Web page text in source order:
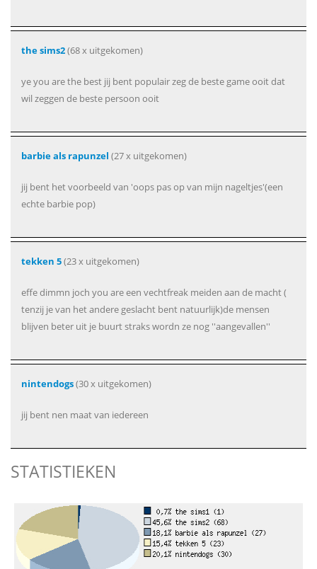
the sims2(68 x uitgekomen)
ye you are the best jij bent populair zeg de beste game ooit dat
wil zeggen de beste persoon ooit
barbie als rapunzel (27 x uitgekomen)
jij bent het voorbeeld van 'oops pas op van mijn nageltjes'(een
echte barbie pop)
tekken 5(23 x uitgekomen)
effe dimmn joch you are een vechtfreak meiden aan de macht (
tenzij je van het andere geslacht bent natuurlijk)de mensen
blijven beter uit je buurt straks wordn ze nog ''aangevallen''
nintendogs(30 x uitgekomen)
jij bent nen maat van iedereen
STATISTIEKEN